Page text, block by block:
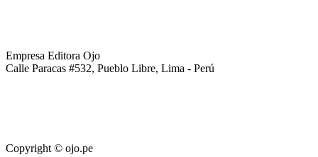
Empresa Editora Ojo
Calle Paracas #532, Pueblo Libre, Lima - Perú
Copyright © ojo.pe